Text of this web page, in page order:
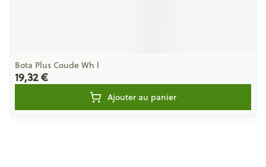
Bota Plus Coude Wh l
19,32 €
Ajouter au panier